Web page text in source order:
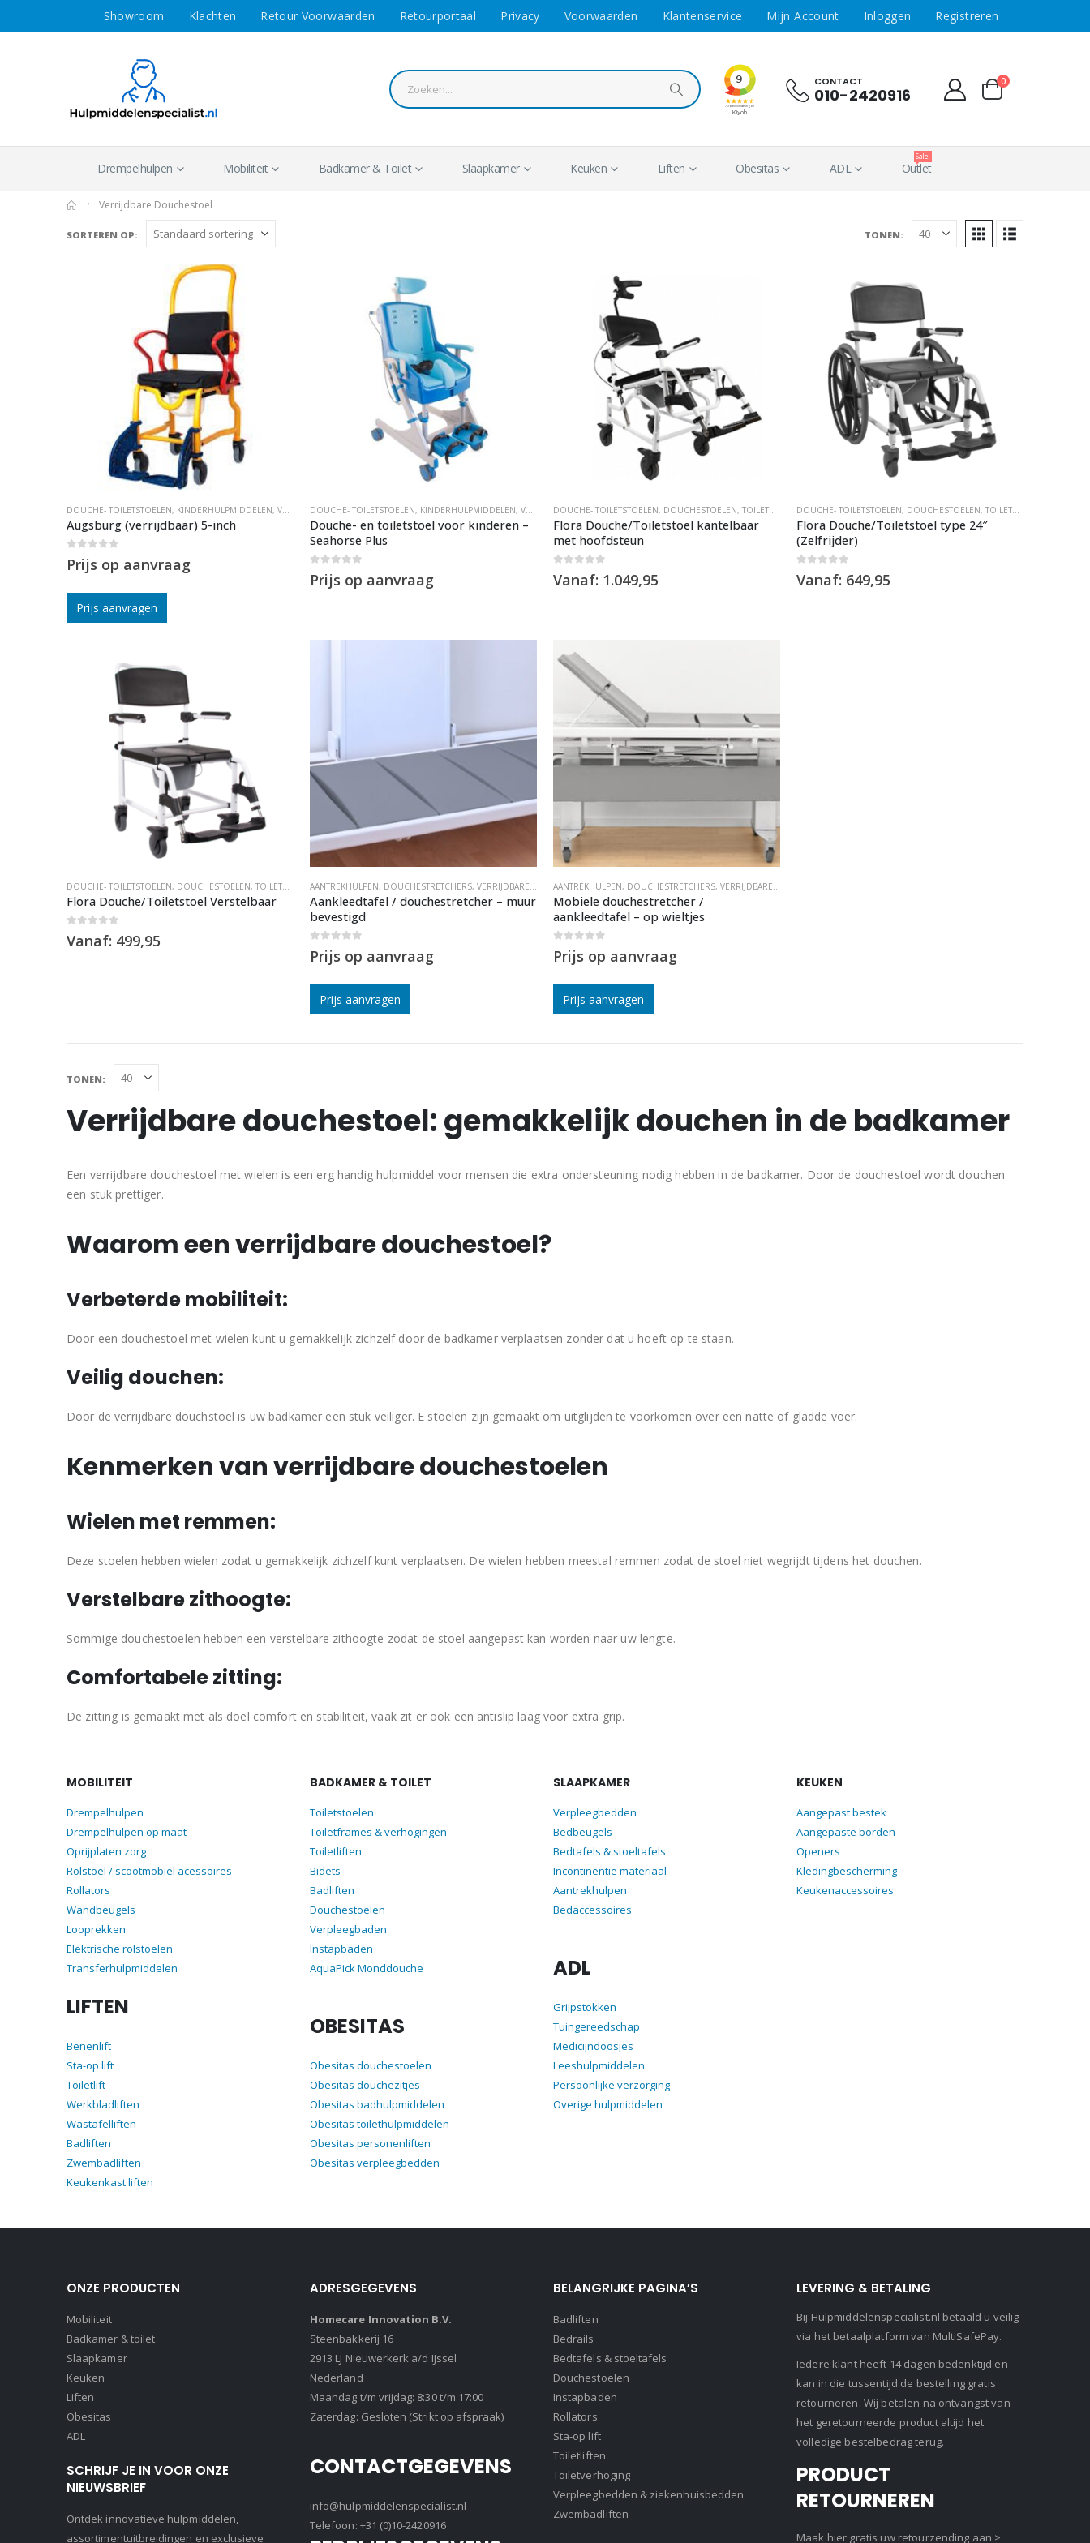
Showroom Klachten Retour Voorwaarden Retourportaal Privacy Voorwaarden Klantenservice Mijn Account Inloggen Registreren
CONTACT
010-2420916
0
Drempelhulpen Mobiliteit Badkamer & Toilet Slaapkamer Keuken Liften Obesitas ADL Outlet
Sale!
Verrijdbare Douchestoel
Sorteren op: Tonen:
DOUCHE- TOILETSTOELEN, KINDERHULPMIDDELEN, VERRIJDBARE DOUCHESTOEL
Augsburg (verrijdbaar) 5-inch
out of 5
Prijs op aanvraag
Prijs aanvragen
DOUCHE- TOILETSTOELEN, KINDERHULPMIDDELEN, VERRIJDBARE DOUCHESTOEL
Douche- en toiletstoel voor kinderen –
Seahorse Plus
out of 5
Prijs op aanvraag
DOUCHE- TOILETSTOELEN, DOUCHESTOELEN, TOILETSTOELEN ,VERRIJDBARE DOUCHESTOEL
Flora Douche/Toiletstoel kantelbaar
met hoofdsteun
out of 5
Vanaf: 1.049,95
DOUCHE- TOILETSTOELEN, DOUCHESTOELEN, TOILETSTOELEN
Flora Douche/Toiletstoel type 24″
(Zelfrijder)
out of 5
Vanaf: 649,95
DOUCHE- TOILETSTOELEN, DOUCHESTOELEN, TOILETSTOELEN ,VERRIJDBARE DOUCHESTOEL
Flora Douche/Toiletstoel Verstelbaar
out of 5
Vanaf: 499,95
AANTREKHULPEN, DOUCHESTRETCHERS, VERRIJDBARE DOUCHESTOEL
Aankleedtafel / douchestretcher – muur
bevestigd
out of 5
Prijs op aanvraag
Prijs aanvragen
AANTREKHULPEN, DOUCHESTRETCHERS, VERRIJDBARE DOUCHESTOEL
Mobiele douchestretcher /
aankleedtafel – op wieltjes
out of 5
Prijs op aanvraag
Prijs aanvragen
Tonen:
Verrijdbare douchestoel: gemakkelijk douchen in de badkamer
Een verrijdbare douchestoel met wielen is een erg handig hulpmiddel voor mensen die extra ondersteuning nodig hebben in de badkamer. Door de douchestoel wordt douchen
een stuk prettiger.
Waarom een verrijdbare douchestoel?
Verbeterde mobiliteit:
Door een douchestoel met wielen kunt u gemakkelijk zichzelf door de badkamer verplaatsen zonder dat u hoeft op te staan.
Veilig douchen:
Door de verrijdbare douchstoel is uw badkamer een stuk veiliger. E stoelen zijn gemaakt om uitglijden te voorkomen over een natte of gladde voer.
Kenmerken van verrijdbare douchestoelen
Wielen met remmen:
Deze stoelen hebben wielen zodat u gemakkelijk zichzelf kunt verplaatsen. De wielen hebben meestal remmen zodat de stoel niet wegrijdt tijdens het douchen.
Verstelbare zithoogte:
Sommige douchestoelen hebben een verstelbare zithoogte zodat de stoel aangepast kan worden naar uw lengte.
Comfortabele zitting:
De zitting is gemaakt met als doel comfort en stabiliteit, vaak zit er ook een antislip laag voor extra grip.
MOBILITEIT
Drempelhulpen
Drempelhulpen op maat
Oprijplaten zorg
Rolstoel / scootmobiel acessoires
Rollators
Wandbeugels
Looprekken
Elektrische rolstoelen
Transferhulpmiddelen
LIFTEN
Benenlift
Sta-op lift
Toiletlift
Werkbladliften
Wastafelliften
Badliften
Zwembadliften
Keukenkast liften
BADKAMER & TOILET
Toiletstoelen
Toiletframes & verhogingen
Toiletliften
Bidets
Badliften
Douchestoelen
Verpleegbaden
Instapbaden
AquaPick Monddouche
OBESITAS
Obesitas douchestoelen
Obesitas douchezitjes
Obesitas badhulpmiddelen
Obesitas toilethulpmiddelen
Obesitas personenliften
Obesitas verpleegbedden
SLAAPKAMER
Verpleegbedden
Bedbeugels
Bedtafels & stoeltafels
Incontinentie materiaal
Aantrekhulpen
Bedaccessoires
ADL
Grijpstokken
Tuingereedschap
Medicijndoosjes
Leeshulpmiddelen
Persoonlijke verzorging
Overige hulpmiddelen
KEUKEN
Aangepast bestek
Aangepaste borden
Openers
Kledingbescherming
Keukenaccessoires
ONZE PRODUCTEN
Mobiliteit
Badkamer & toilet
Slaapkamer
Keuken
Liften
Obesitas
ADL
SCHRIJF JE IN VOOR ONZE
NIEUWSBRIEF
Ontdek innovatieve hulpmiddelen,
assortimentuitbreidingen en exclusieve
ADRESGEGEVENS
Homecare Innovation B.V.
Steenbakkerij 16
2913 LJ Nieuwerkerk a/d IJssel
Nederland
Maandag t/m vrijdag: 8:30 t/m 17:00
Zaterdag: Gesloten (Strikt op afspraak)
CONTACTGEGEVENS
info@hulpmiddelenspecialist.nl
Telefoon: +31 (0)10-2420916
BELANGRIJKE PAGINA’S
Badliften
Bedrails
Bedtafels & stoeltafels
Douchestoelen
Instapbaden
Rollators
Sta-op lift
Toiletliften
Toiletverhoging
Verpleegbedden & ziekenhuisbedden
Zwembadliften
LEVERING & BETALING
Bij Hulpmiddelenspecialist.nl betaald u veilig
via het betaalplatform van MultiSafePay.
Iedere klant heeft 14 dagen bedenktijd en
kan in die tussentijd de bestelling gratis
retourneren. Wij betalen na ontvangst van
het geretourneerde product altijd het
volledige bestelbedrag terug.
PRODUCT
RETOURNEREN
Maak hier gratis uw retourzending aan >